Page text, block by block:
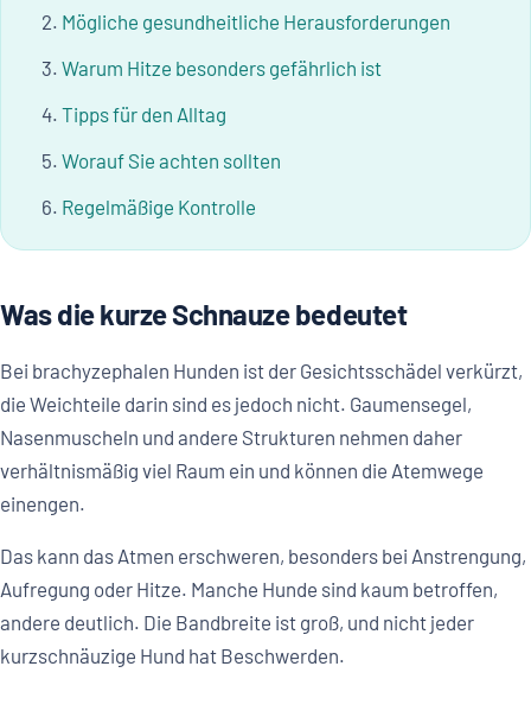
Mögliche gesundheitliche Herausforderungen
Warum Hitze besonders gefährlich ist
Tipps für den Alltag
Worauf Sie achten sollten
Regelmäßige Kontrolle
Was die kurze Schnauze bedeutet
Bei brachyzephalen Hunden ist der Gesichtsschädel verkürzt,
die Weichteile darin sind es jedoch nicht. Gaumensegel,
Nasenmuscheln und andere Strukturen nehmen daher
verhältnismäßig viel Raum ein und können die Atemwege
einengen.
Das kann das Atmen erschweren, besonders bei Anstrengung,
Aufregung oder Hitze. Manche Hunde sind kaum betroffen,
andere deutlich. Die Bandbreite ist groß, und nicht jeder
kurzschnäuzige Hund hat Beschwerden.